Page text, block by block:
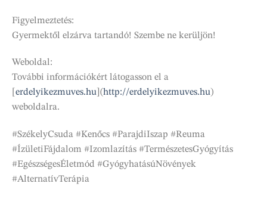
Figyelmeztetés:
Gyermektől elzárva tartandó! Szembe ne kerüljön!
Weboldal:
További információkért látogasson el a
erdelyikezmuves.hu ](http://erdelyikezmuves.hu)
weboldalra.
#SzékelyCsuda #Kenőcs #ParajdiIszap #Reuma
#ÍzületiFájdalom #Izomlazítás #TermészetesGyógyítás
#EgészségesÉletmód #GyógyhatásúNövények
#AlternatívTerápia